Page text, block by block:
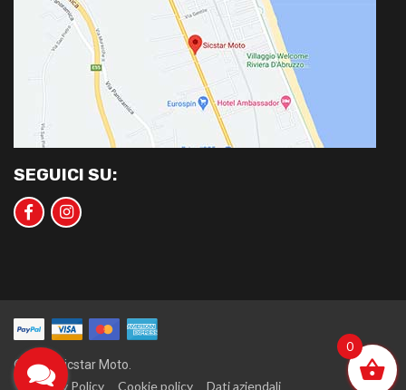
SEGUICI SU:
©2020 Sicstar Moto.
Privacy Policy Cookie policy Dati aziendali
0